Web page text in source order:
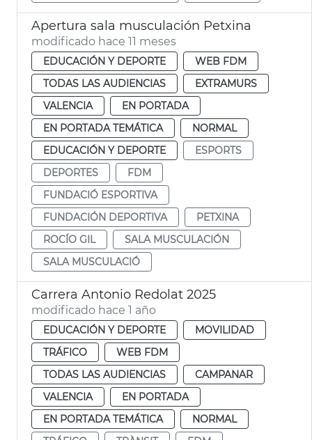
Apertura sala musculación Petxina
modificado hace 11 meses
EDUCACIÓN Y DEPORTE
WEB FDM
TODAS LAS AUDIENCIAS
EXTRAMURS
VALENCIA
EN PORTADA
EN PORTADA TEMÁTICA
NORMAL
EDUCACIÓN Y DEPORTE
ESPORTS
DEPORTES
FDM
FUNDACIÓ ESPORTIVA
FUNDACIÓN DEPORTIVA
PETXINA
ROCÍO GIL
SALA MUSCULACIÓN
SALA MUSCULACIÓ
Carrera Antonio Redolat 2025
modificado hace 1 año
EDUCACIÓN Y DEPORTE
MOVILIDAD
TRÁFICO
WEB FDM
TODAS LAS AUDIENCIAS
CAMPANAR
VALENCIA
EN PORTADA
EN PORTADA TEMÁTICA
NORMAL